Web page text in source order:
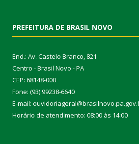
PREFEITURA DE BRASIL NOVO
End.: Av. Castelo Branco, 821
Centro - Brasil Novo - PA
CEP: 68148-000
Fone: (93) 99238-6640
E-mail:
Horário de atendimento: 08:00 às 14:00